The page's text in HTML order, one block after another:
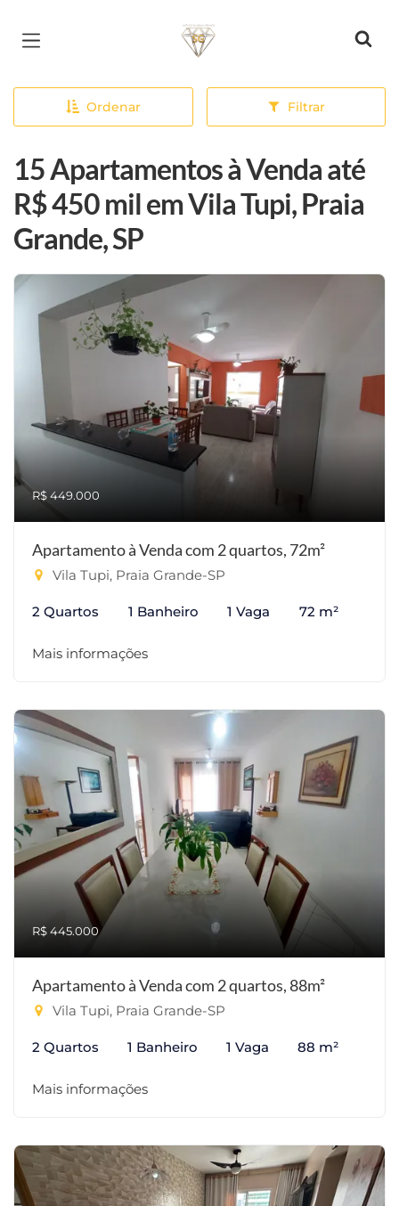
Página inicial
Ordenar Filtrar
15 Apartamentos à Venda até
R$ 450 mil em Vila Tupi, Praia
Grande, SP
R$ 449.000
Apartamento à Venda com 2 quartos, 72m²
Vila Tupi, Praia Grande-SP
2 Quartos 1 Banheiro 1 Vaga 72 m²
Mais informações
R$ 445.000
Apartamento à Venda com 2 quartos, 88m²
Vila Tupi, Praia Grande-SP
2 Quartos 1 Banheiro 1 Vaga 88 m²
Mais informações